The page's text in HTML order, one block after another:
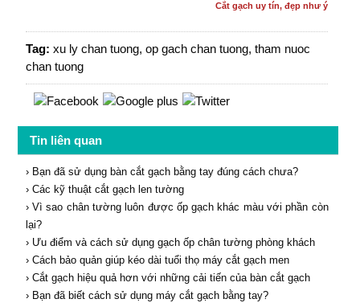
Cắt gạch uy tín, đẹp như ý
Tag: xu ly chan tuong, op gach chan tuong, tham nuoc
chan tuong
Tin liên quan
› Bạn đã sử dụng bàn cắt gạch bằng tay đúng cách chưa?
› Các kỹ thuật cắt gạch len tường
› Vì sao chân tường luôn được ốp gạch khác màu với phần còn
lại?
› Ưu điểm và cách sử dụng gạch ốp chân tường phòng khách
› Cách bảo quản giúp kéo dài tuổi thọ máy cắt gạch men
› Cắt gạch hiệu quả hơn với những cải tiến của bàn cắt gạch
› Bạn đã biết cách sử dụng máy cắt gạch bằng tay?